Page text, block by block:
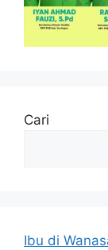
Cari
Ibu di